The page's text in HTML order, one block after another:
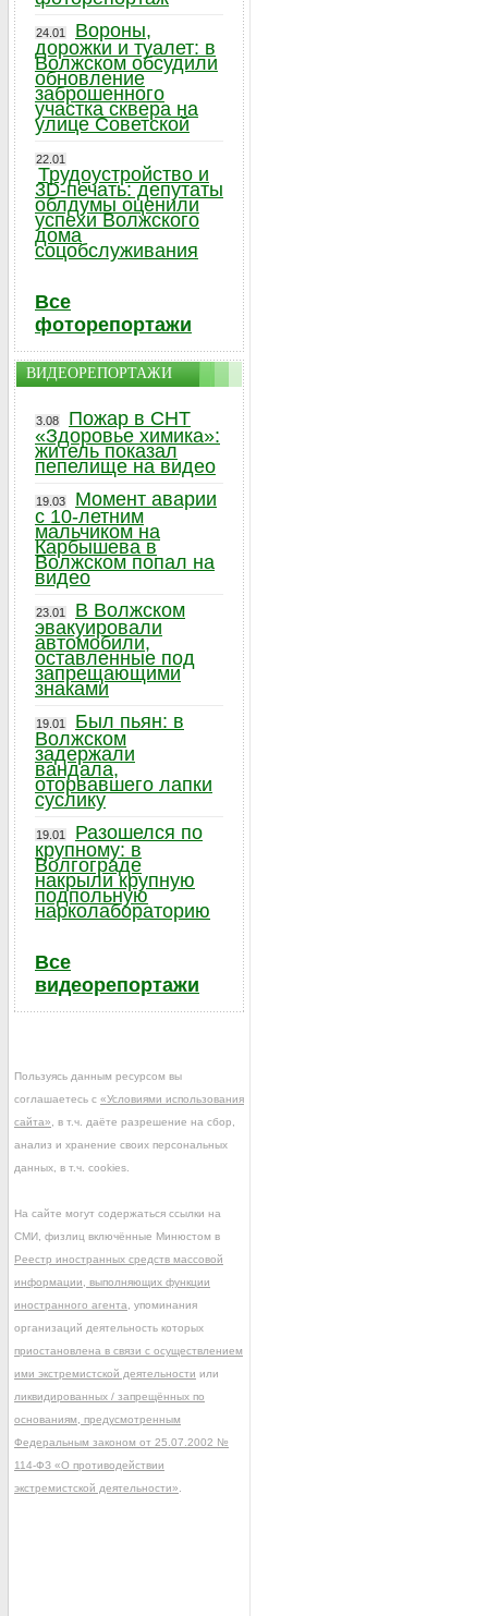
24.01
Вороны,
дорожки и туалет: в
Волжском обсудили
обновление
заброшенного
участка сквера на
улице Советской
22.01
Трудоустройство и
3D-печать: депутаты
облдумы оценили
успехи Волжского
дома
соцобслуживания
Все
фоторепортажи
ВИДЕОРЕПОРТАЖИ
3.08
Пожар в СНТ
«Здоровье химика»:
житель показал
пепелище на видео
19.03
Момент аварии
с 10-летним
мальчиком на
Карбышева в
Волжском попал на
видео
23.01
В Волжском
эвакуировали
автомобили,
оставленные под
запрещающими
знаками
19.01
Был пьян: в
Волжском
задержали
вандала,
оторвавшего лапки
суслику
19.01
Разошелся по
крупному: в
Волгограде
накрыли крупную
подпольную
нарколабораторию
Все
видеорепортажи
Пользуясь данным ресурсом вы
соглашаетесь с «Условиями использования
сайта» , в т.ч. даёте разрешение на сбор,
анализ и хранение своих персональных
данных, в т.ч. cookies.
На сайте могут содержаться ссылки на
СМИ, физлиц включённые Минюстом в
Реестр иностранных средств массовой
информации, выполняющих функции
иностранного агента , упоминания
организаций деятельность которых
приостановлена в связи с осуществлением
ими экстремистской деятельности или
ликвидированных / запрещённых по
основаниям, предусмотренным
Федеральным законом от 25.07.2002 №
114-ФЗ «О противодействии
экстремистской деятельности»